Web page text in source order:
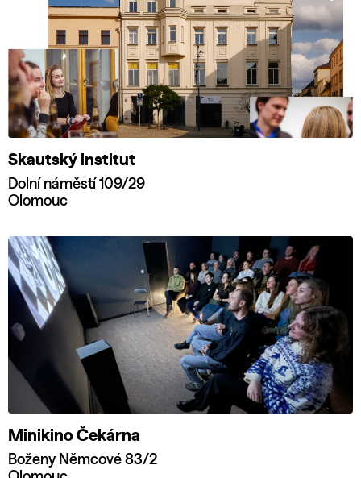
Skautský institut
Dolní náměstí 109/29
Olomouc
Minikino Čekárna
Boženy Němcové 83/2